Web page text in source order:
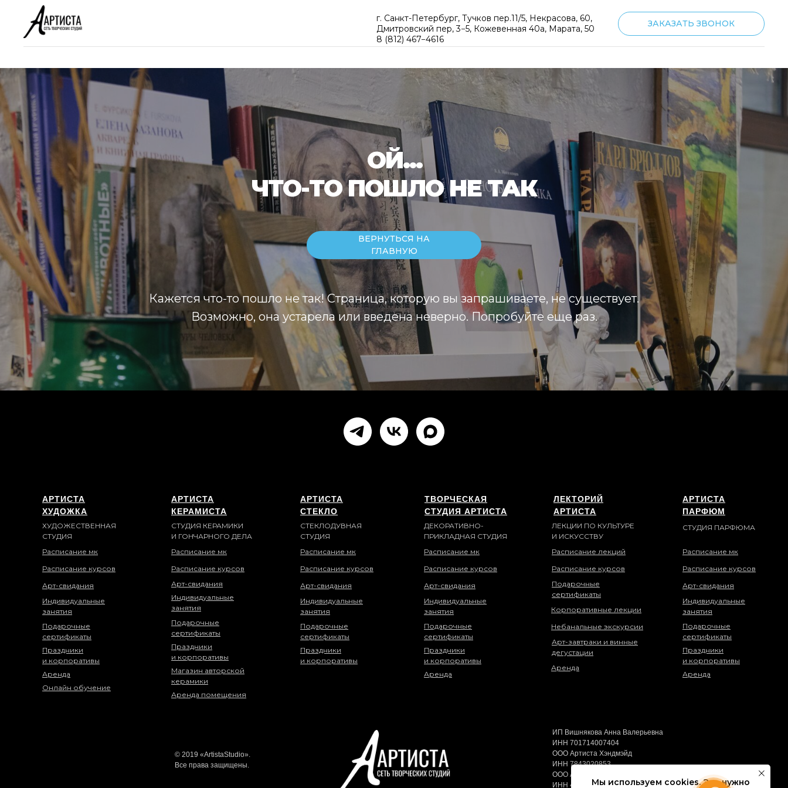
г. Санкт-Петербург, Тучков пер.11/5, Некрасова, 60,
Дмитровский пер, 3−5, Кожевенная 40а, Марата, 50
8 (812) 467−4616
ЗАКАЗАТЬ ЗВОНОК
ВЕРНУТЬСЯ НА
ГЛАВНУЮ
ОЙ...
ЧТО-ТО ПОШЛО НЕ ТАК
Кажется что-то пошло не так! Страница, которую вы запрашиваете, не существует.
Возможно, она устарела или введена неверно. Попробуйте еще раз.
Расписание мк
Расписание курсов
Арт-свидания
Расписание лекций
ТВОРЧЕСКАЯ
СТУДИЯ АРТИСТА
Расписание курсов
Праздники
и корпоративы
Подарочные
сертификаты
Подарочные
сертификаты
Аренда
Арт-свидания
Индивидуальные
занятия
Аренда помещения
Корпоративные лекции
Магазин авторской
керамики
Арт-завтраки и винные
дегустации
Праздники
и корпоративы
Подарочные
сертификаты
Подарочные
сертификаты
Небанальные экскурсии
Индивидуальные
занятия
Праздники
и корпоративы
Расписание курсов
Аренда
Расписание мк
Арт-свидания
Индивидуальные
занятия
Расписание мк
Расписание курсов
Расписание курсов
Расписание мк
Индивидуальные
занятия
Арт-свидания
Подарочные
сертификаты
АРТИСТА
КЕРАМИСТА
Праздники
и корпоративы
Расписание курсов
Аренда
Индивидуальные
занятия
Подарочные
сертификаты
ЛЕКТОРИЙ
АРТИСТА
Праздники
и корпоративы
ХУДОЖЕСТВЕННАЯ
СТУДИЯ
Аренда
Онлайн обучение
СТУДИЯ КЕРАМИКИ
И ГОНЧАРНОГО ДЕЛА
Расписание мк
АРТИСТА
ХУДОЖКА
Арт-свидания
АРТИСТА
СТЕКЛО
ДЕКОРАТИВНО-
ПРИКЛАДНАЯ СТУДИЯ
СТЕКЛОДУВНАЯ
СТУДИЯ
ЛЕКЦИИ ПО КУЛЬТУРЕ
И ИСКУССТВУ
АРТИСТА
ПАРФЮМ
СТУДИЯ ПАРФЮМА
ИП Вишнякова Анна Валерьевна
ИНН 701714007404
ООО Артиста Хэндмэйд
ИНН 7843020853
ООО Артиста Гласс
ИНН 4705123016
© 2019 «ArtistaStudio».
Все права защищены.
Мы используем cookies. Это нужно